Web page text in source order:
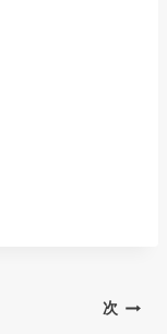
次